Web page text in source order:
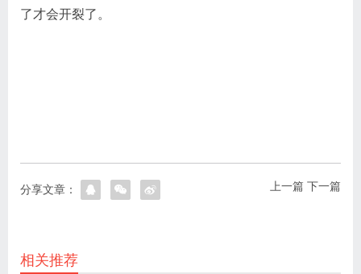
了才会开裂了。
上一篇 下一篇
分享文章：
相关推荐